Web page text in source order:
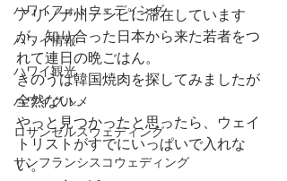
ハワイフォトウェディング
ハワイ情報
ハワイ観光
ハワイグルメ
ロサンゼルスウェディング
サンフランシスコウェディング
アリゾナ州テンピに滞在しています
が、知り合った日本から来た若者をつ
れて連日の晩ごはん。
きのうは韓国焼肉を探してみましたが
全然ない…
やっと見つかったと思ったら、ウェイ
トリストがすでにいっぱいで入れな
い。